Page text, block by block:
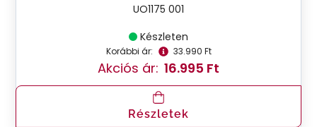
UO1175 001
Készleten
Korábbi ár: 33.990 Ft
Akciós ár: 16.995 Ft
Részletek